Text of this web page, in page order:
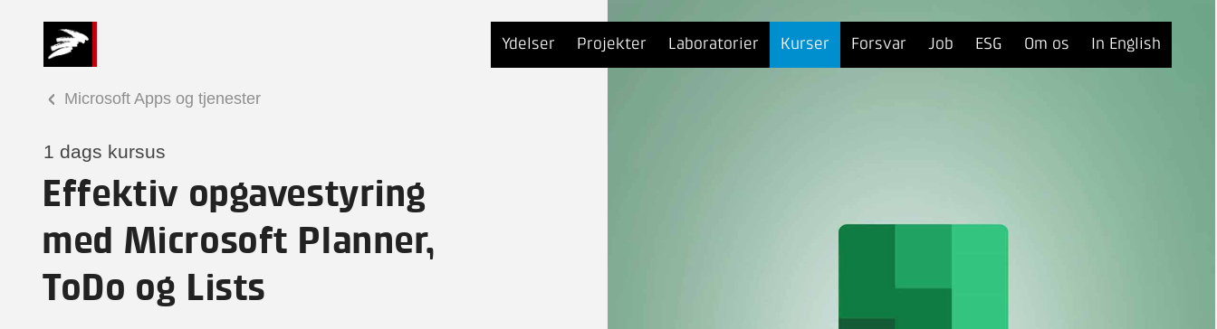
Ydelser Projekter Laboratorier Kurser Forsvar Job ESG Om os In English
Microsoft Apps og tjenester
1 dags kursus
Effektiv opgavestyring
med Microsoft Planner,
ToDo og Lists